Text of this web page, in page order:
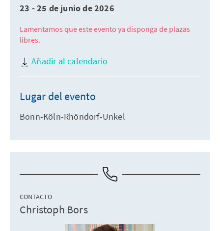
23 - 25 de junio de 2026
Lamentamos que este evento ya disponga de plazas
libres.
Añadir al calendario
Lugar del evento
Bonn-Köln-Rhöndorf-Unkel
CONTACTO
Christoph Bors